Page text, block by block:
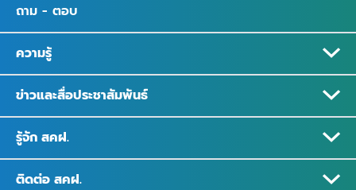
ถาม - ตอบ
ความรู้
ข่าวและสื่อประชาสัมพันธ์
รู้จัก สคฝ.
ติดต่อ สคฝ.